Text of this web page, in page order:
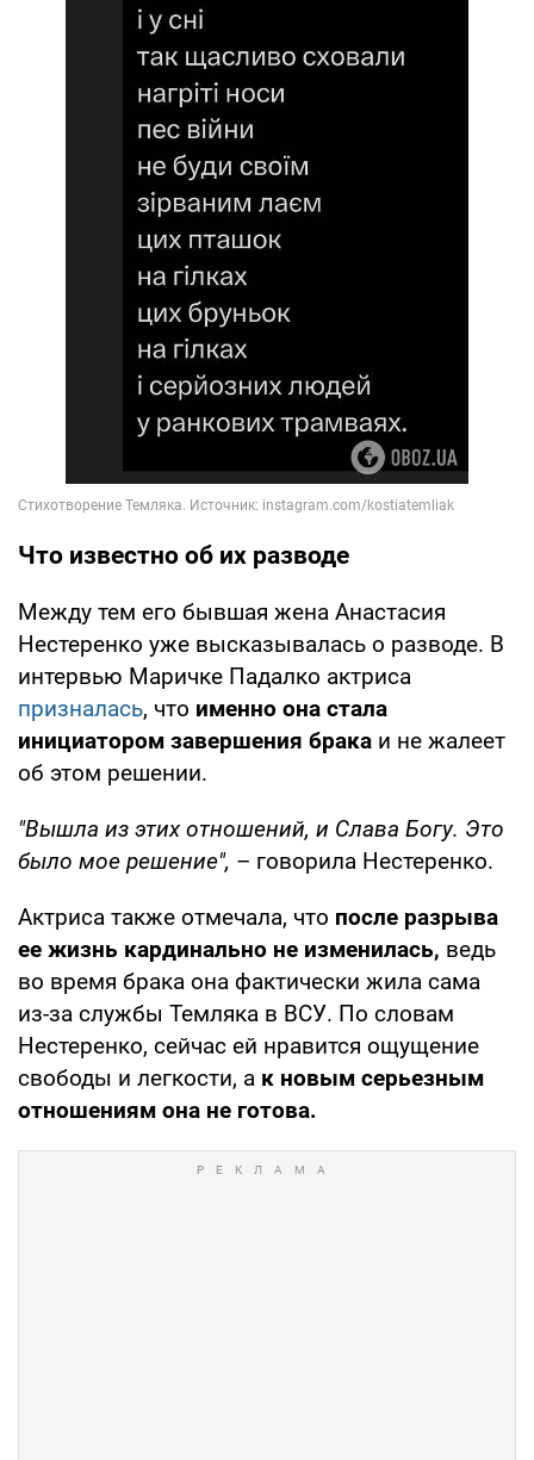
Что известно об их разводе
Между тем его бывшая жена Анастасия
Нестеренко уже высказывалась о разводе. В
интервью Маричке Падалко актриса
призналась, что именно она стала
инициатором завершения брака и не жалеет
об этом решении.
"Вышла из этих отношений, и Слава Богу. Это
было мое решение", – говорила Нестеренко.
Актриса также отмечала, что после разрыва
ее жизнь кардинально не изменилась, ведь
во время брака она фактически жила сама
из-за службы Темляка в ВСУ. По словам
Нестеренко, сейчас ей нравится ощущение
свободы и легкости, а к новым серьезным
отношениям она не готова.